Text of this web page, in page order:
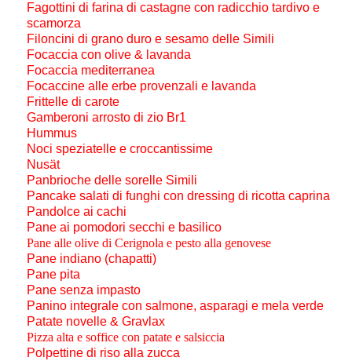
Fagottini di farina di castagne con radicchio tardivo e
scamorza
Filoncini di grano duro e sesamo delle Simili
Focaccia con olive & lavanda
Focaccia mediterranea
Focaccine alle erbe provenzali e lavanda
Frittelle di carote
Gamberoni arrosto di zio Br1
Hummus
Noci speziatelle e croccantissime
Nusät
Panbrioche delle sorelle Simili
Pancake salati di funghi con dressing di ricotta caprina
Pandolce ai cachi
Pane ai pomodori secchi e basilico
Pane alle olive di Cerignola e pesto alla genovese
Pane indiano (chapatti)
Pane pita
Pane senza impasto
Panino integrale con salmone, asparagi e mela verde
Patate novelle & Gravlax
Pizza alta e soffice con patate e salsiccia
Polpettine di riso alla zucca